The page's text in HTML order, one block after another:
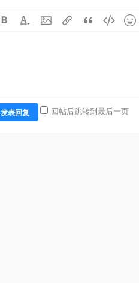
发表回复 回帖后跳转到最后一页